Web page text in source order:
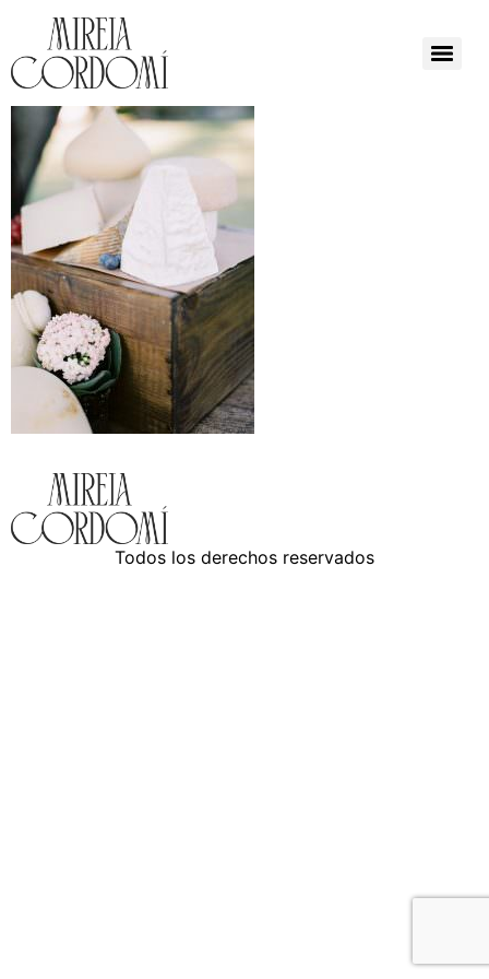
Todos los derechos reservados